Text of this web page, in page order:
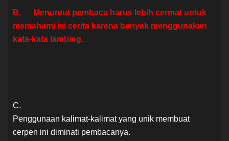
B. Menuntut pembaca harus lebih cermat untuk
memahami isi cerita karena banyak menggunakan
kata-kata lambing.
C.
Penggunaan kalimat-kalimat yang unik membuat
cerpen ini diminati pembacanya.